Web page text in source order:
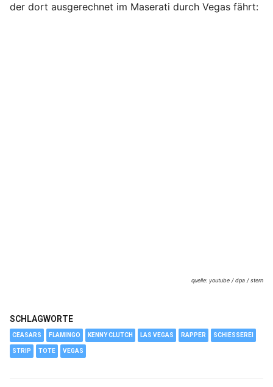
der dort ausgerechnet im Maserati durch Vegas fährt:
quelle: youtube / dpa / stern
SCHLAGWORTE
CEASARS FLAMINGO KENNY CLUTCH LAS VEGAS RAPPER SCHIESSEREI
STRIP TOTE VEGAS